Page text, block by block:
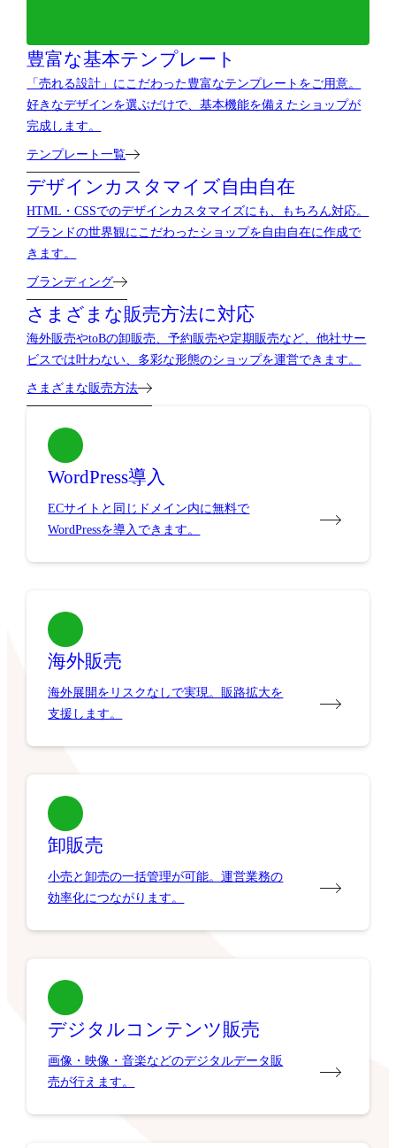
豊富な基本テンプレート
「売れる設計」にこだわった豊富なテンプレートをご用意。
好きなデザインを選ぶだけで、基本機能を備えたショップが
完成します。
テンプレート一覧
デザインカスタマイズ自由自在
HTML・CSSでのデザインカスタマイズにも、もちろん対応。
ブランドの世界観にこだわったショップを自由自在に作成で
きます。
ブランディング
さまざまな販売方法に対応
海外販売やtoBの卸販売、予約販売や定期販売など、他社サー
ビスでは叶わない、多彩な形態のショップを運営できます。
さまざまな販売方法
WordPress導入
ECサイトと同じドメイン内に無料で
WordPressを導入できます。
海外販売
海外展開をリスクなしで実現。販路拡大を
支援します。
卸販売
小売と卸売の一括管理が可能。運営業務の
効率化につながります。
デジタルコンテンツ販売
画像・映像・音楽などのデジタルデータ販
売が行えます。